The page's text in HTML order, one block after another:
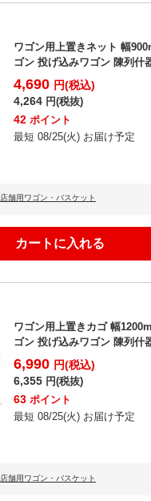
ワゴン用上置きネット 幅
ゴン 投げ込みワゴン 陳列什
バスケッ...
4,690 円(税込)
4,264 円(税抜)
42 ポイント
最短 08/25(火) お届け予定
店舗用ワゴン・バスケット
ワゴン用上置きカゴ 幅
ゴン 投げ込みワゴン 陳列什
バスケッ...
6,990 円(税込)
6,355 円(税抜)
63 ポイント
最短 08/25(火) お届け予定
店舗用ワゴン・バスケット